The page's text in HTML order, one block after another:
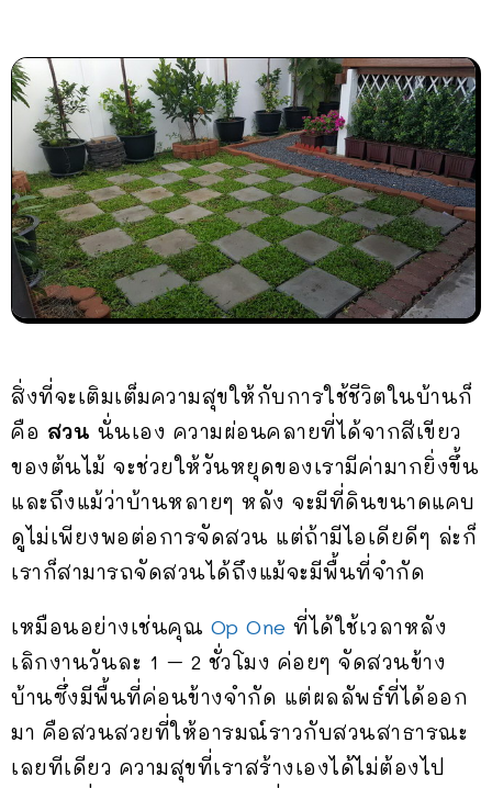
สิ่งที่จะเติมเต็มความสุขให้กับการใช้ชีวิตในบ้านก็
คือ สวน นั่นเอง ความผ่อนคลายที่ได้จากสีเขียว
ของต้นไม้ จะช่วยให้วันหยุดของเรามีค่ามากยิ่งขึ้น
และถึงแม้ว่าบ้านหลายๆ หลัง จะมีที่ดินขนาดแคบ
ดูไม่เพียงพอต่อการจัดสวน แต่ถ้ามีไอเดียดีๆ ล่ะก็
เราก็สามารถจัดสวนได้ถึงแม้จะมีพื้นที่จำกัด
เหมือนอย่างเช่นคุณ Op One ที่ได้ใช้เวลาหลัง
เลิกงานวันละ 1 – 2 ชั่วโมง ค่อยๆ จัดสวนข้าง
บ้านซึ่งมีพื้นที่ค่อนข้างจำกัด แต่ผลลัพธ์ที่ได้ออก
มา คือสวนสวยที่ให้อารมณ์ราวกับสวนสาธารณะ
เลยทีเดียว ความสุขที่เราสร้างเองได้ไม่ต้องไป